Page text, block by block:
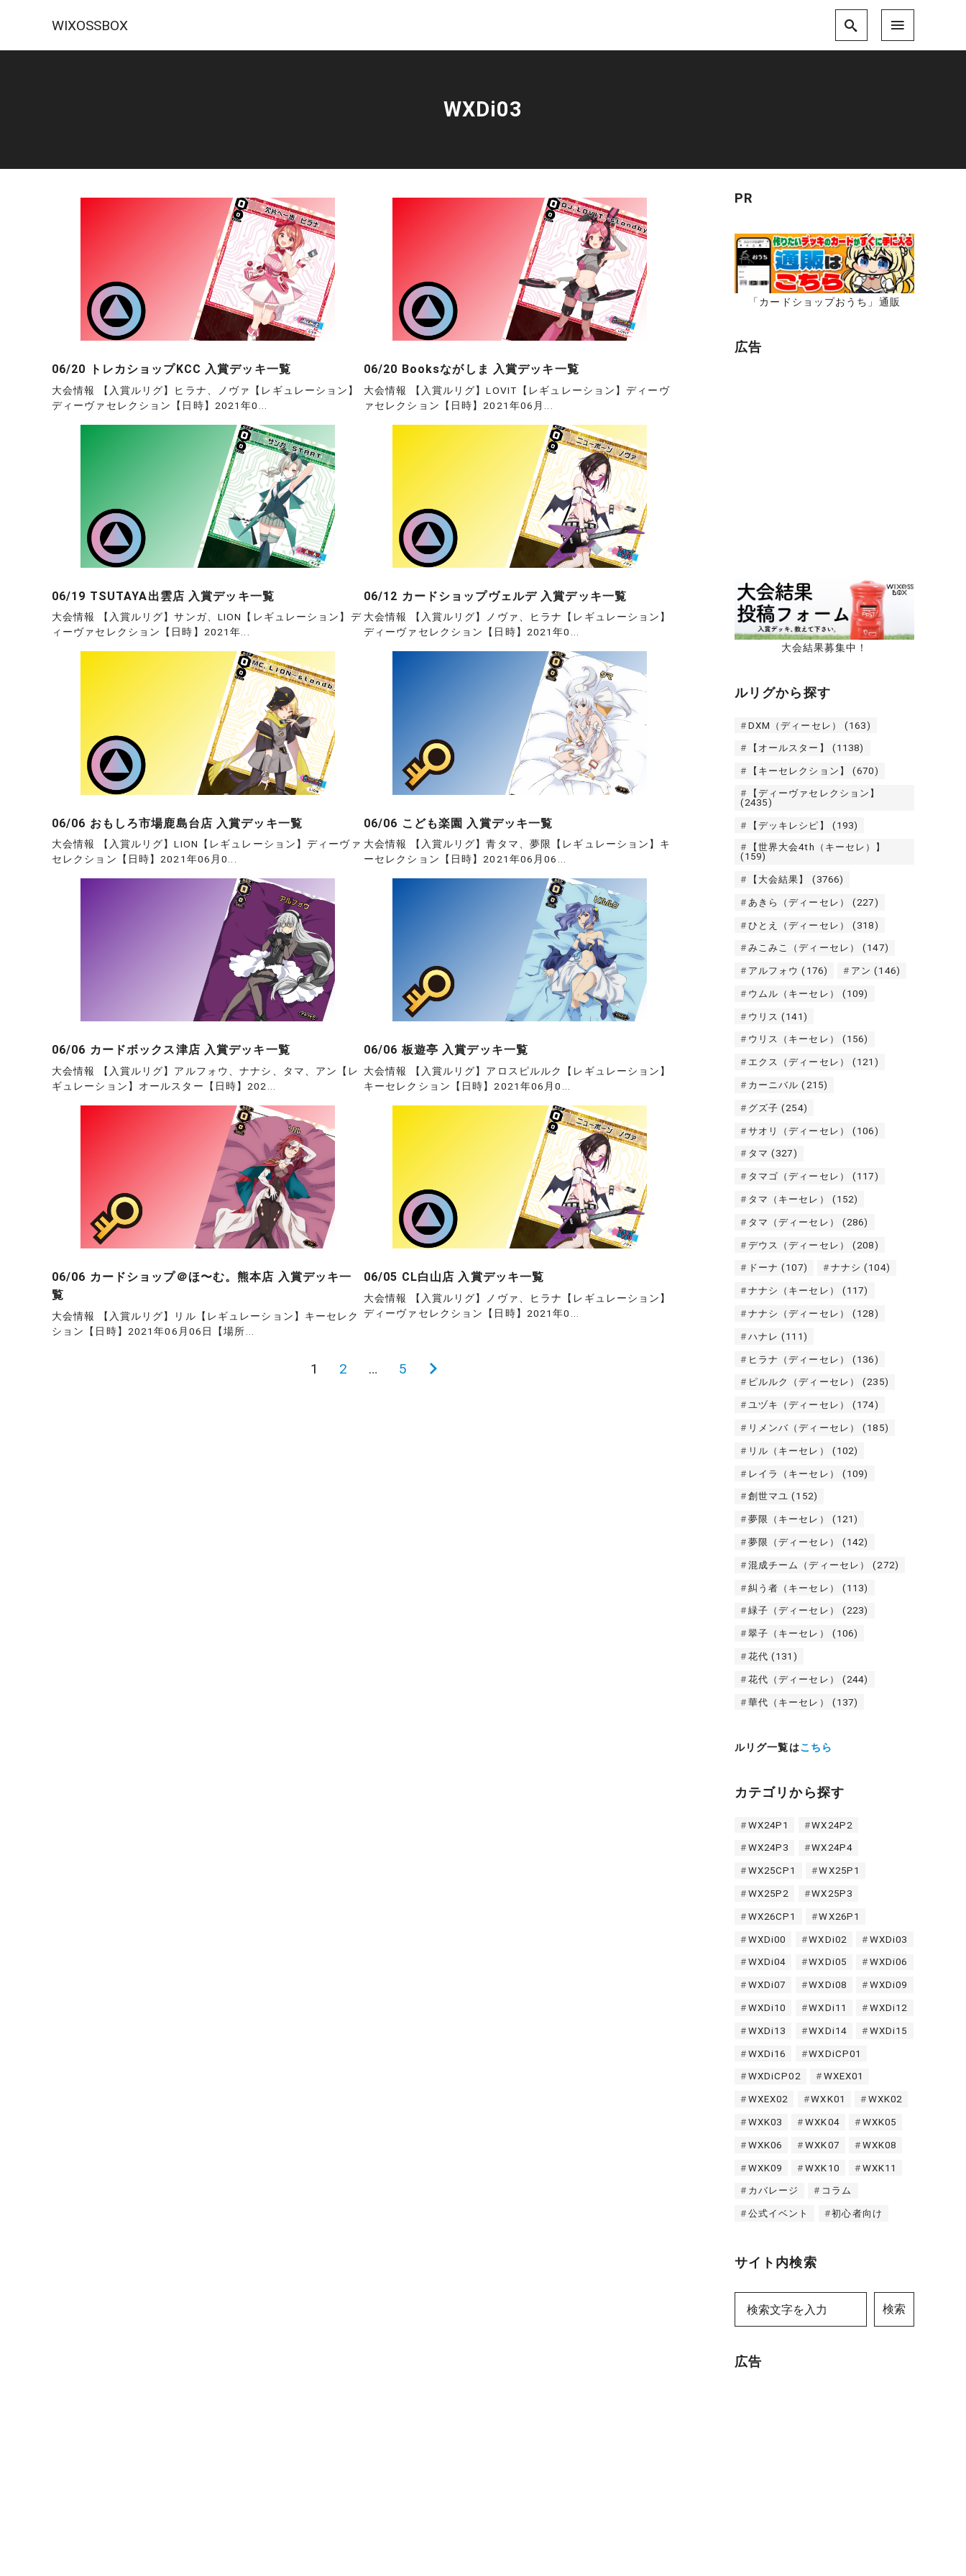
WIXOSSBOX
WXDi03
06/20 トレカショップKCC 入賞デッキ一覧
大会情報 【入賞ルリグ】ヒラナ、ノヴァ【レギュレーション】
ディーヴァセレクション【日時】2021年0...
06/20 Booksながしま 入賞デッキ一覧
大会情報 【入賞ルリグ】LOVIT【レギュレーション】ディーヴ
ァセレクション【日時】2021年06月...
06/19 TSUTAYA出雲店 入賞デッキ一覧
大会情報 【入賞ルリグ】サンガ、LION【レギュレーション】デ
ィーヴァセレクション【日時】2021年...
06/12 カードショップヴェルデ 入賞デッキ一覧
大会情報 【入賞ルリグ】ノヴァ、ヒラナ【レギュレーション】
ディーヴァセレクション【日時】2021年0...
06/06 おもしろ市場鹿島台店 入賞デッキ一覧
大会情報 【入賞ルリグ】LION【レギュレーション】ディーヴァ
セレクション【日時】2021年06月0...
06/06 こども楽園 入賞デッキ一覧
大会情報 【入賞ルリグ】青タマ、夢限【レギュレーション】キ
ーセレクション【日時】2021年06月06...
06/06 カードボックス津店 入賞デッキ一覧
大会情報 【入賞ルリグ】アルフォウ、ナナシ、タマ、アン【レ
ギュレーション】オールスター【日時】202...
06/06 板遊亭 入賞デッキ一覧
大会情報 【入賞ルリグ】アロスピルルク【レギュレーション】
キーセレクション【日時】2021年06月0...
06/06 カードショップ＠ほ〜む。熊本店 入賞デッキ一
覧
大会情報 【入賞ルリグ】リル【レギュレーション】キーセレク
ション【日時】2021年06月06日【場所...
06/05 CL白山店 入賞デッキ一覧
大会情報 【入賞ルリグ】ノヴァ、ヒラナ【レギュレーション】
ディーヴァセレクション【日時】2021年0...
1 2 … 5
次
PR
「カードショップおうち」通販
広告
大会結果募集中！
ルリグから探す
DXM（ディーセレ） (163)
【オールスター】 (1138)
【キーセレクション】 (670)
【ディーヴァセレクション】
(2435)
【デッキレシピ】 (193)
【世界大会4th（キーセレ）】
(159)
【大会結果】 (3766)
あきら（ディーセレ） (227)
ひとえ（ディーセレ） (318)
みこみこ（ディーセレ） (147)
アルフォウ (176) アン (146)
ウムル（キーセレ） (109)
ウリス (141)
ウリス（キーセレ） (156)
エクス（ディーセレ） (121)
カーニバル (215)
グズ子 (254)
サオリ（ディーセレ） (106)
タマ (327)
タマゴ（ディーセレ） (117)
タマ（キーセレ） (152)
タマ（ディーセレ） (286)
デウス（ディーセレ） (208)
ドーナ (107) ナナシ (104)
ナナシ（キーセレ） (117)
ナナシ（ディーセレ） (128)
ハナレ (111)
ヒラナ（ディーセレ） (136)
ピルルク（ディーセレ） (235)
ユヅキ（ディーセレ） (174)
リメンバ（ディーセレ） (185)
リル（キーセレ） (102)
レイラ（キーセレ） (109)
創世マユ (152)
夢限（キーセレ） (121)
夢限（ディーセレ） (142)
混成チーム（ディーセレ） (272)
糾う者（キーセレ） (113)
緑子（ディーセレ） (223)
翠子（キーセレ） (106)
花代 (131)
花代（ディーセレ） (244)
華代（キーセレ） (137)
ルリグ一覧はこちら
カテゴリから探す
WX24P1 WX24P2
WX24P3 WX24P4
WX25CP1 WX25P1
WX25P2 WX25P3
WX26CP1 WX26P1
WXDi00 WXDi02 WXDi03
WXDi04 WXDi05 WXDi06
WXDi07 WXDi08 WXDi09
WXDi10 WXDi11 WXDi12
WXDi13 WXDi14 WXDi15
WXDi16 WXDiCP01
WXDiCP02 WXEX01
WXEX02 WXK01 WXK02
WXK03 WXK04 WXK05
WXK06 WXK07 WXK08
WXK09 WXK10 WXK11
カバレージ コラム
公式イベント 初心者向け
サイト内検索
検索
広告